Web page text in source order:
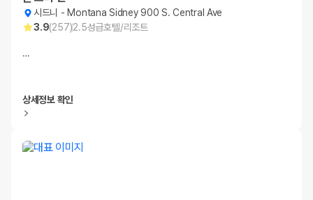
시드니 - Montana Sidney 900 S. Central Ave
3.9(257)2.5성급호텔/리조트
…
상세정보 확인